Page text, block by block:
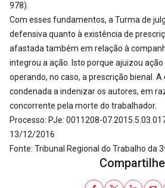
978).
Com esses fundamentos, a Turma de
defensiva quanto à existência de
afastada também em relação à
integrou a ação. Isto porque ajuizou
operando, no caso, a prescrição bienal.
condenada a indenizar os autores, em
concorrente pela morte do trabalhador.
Processo: PJe: 0011208-
13/12/2016
Fonte: Tribunal Regional do Trabalho da